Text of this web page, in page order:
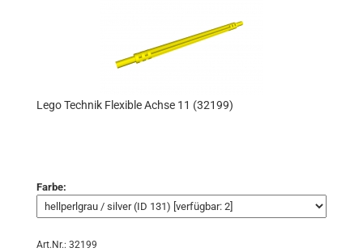
Lego Technik Flexible Achse 11 (32199)
Farbe:
Art.Nr.: 32199